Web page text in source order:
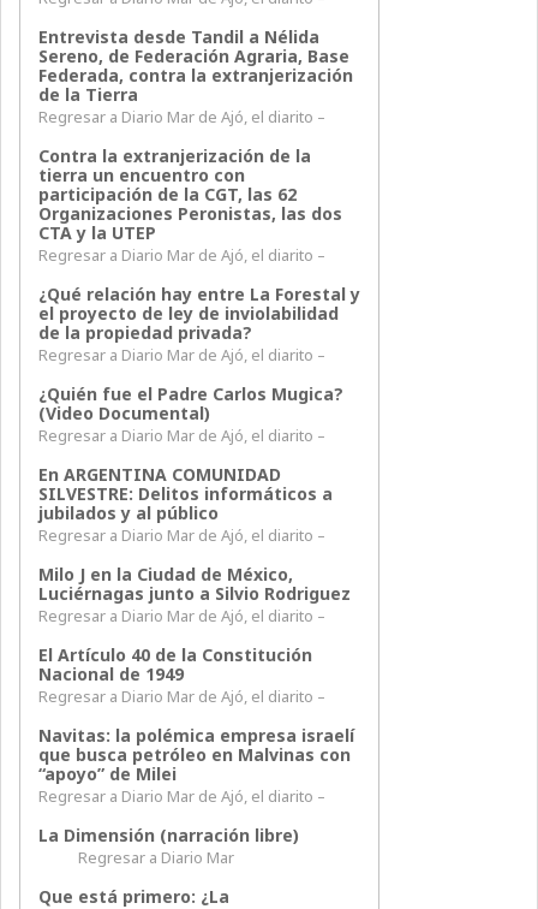
Entrevista desde Tandil a Nélida
Sereno, de Federación Agraria, Base
Federada, contra la extranjerización
de la Tierra
Regresar a Diario Mar de Ajó, el diarito –
Contra la extranjerización de la
tierra un encuentro con
participación de la CGT, las 62
Organizaciones Peronistas, las dos
CTA y la UTEP
Regresar a Diario Mar de Ajó, el diarito –
¿Qué relación hay entre La Forestal y
el proyecto de ley de inviolabilidad
de la propiedad privada?
Regresar a Diario Mar de Ajó, el diarito –
¿Quién fue el Padre Carlos Mugica?
(Video Documental)
Regresar a Diario Mar de Ajó, el diarito –
En ARGENTINA COMUNIDAD
SILVESTRE: Delitos informáticos a
jubilados y al público
Regresar a Diario Mar de Ajó, el diarito –
Milo J en la Ciudad de México,
Luciérnagas junto a Silvio Rodriguez
Regresar a Diario Mar de Ajó, el diarito –
El Artículo 40 de la Constitución
Nacional de 1949
Regresar a Diario Mar de Ajó, el diarito –
Navitas: la polémica empresa israelí
que busca petróleo en Malvinas con
“apoyo” de Milei
Regresar a Diario Mar de Ajó, el diarito –
La Dimensión (narración libre)
Regresar a Diario Mar
Que está primero: ¿La